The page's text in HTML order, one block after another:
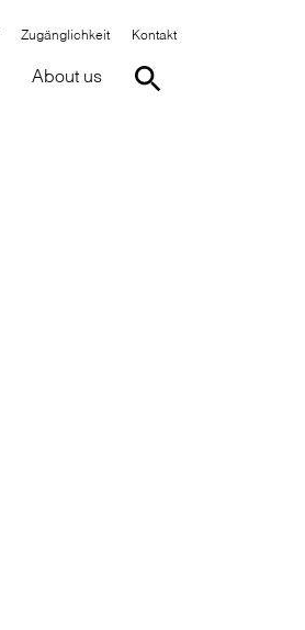
Zugänglichkeit Kontakt
About us